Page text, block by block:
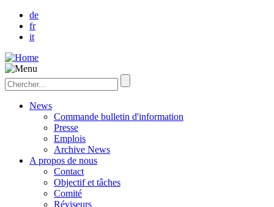
de
fr
it
News
Commande bulletin d'information
Presse
Emplois
Archive News
A propos de nous
Contact
Objectif et tâches
Comité
Réviseurs